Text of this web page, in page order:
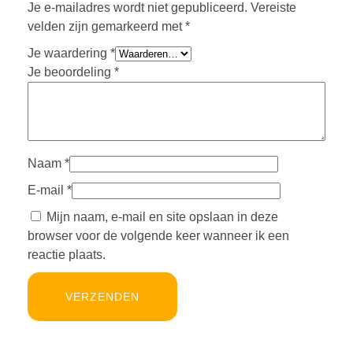
Je e-mailadres wordt niet gepubliceerd. Vereiste
velden zijn gemarkeerd met*
Je waardering *
Je beoordeling *
Naam *
E-mail *
Mijn naam, e-mail en site opslaan in deze
browser voor de volgende keer wanneer ik een
reactie plaats.